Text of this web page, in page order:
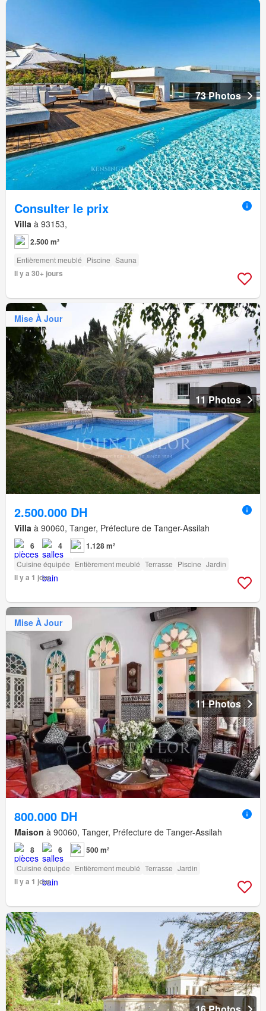
73 Photos
Consulter le prix
Villa à 93153,
2.500 m²
Entièrement meublé Piscine Sauna
Il y a 30+ jours
Mise À Jour
11 Photos
2.500.000 DH
Villa à 90060, Tanger, Préfecture de Tanger-Assilah
6 4 1.128 m²
Cuisine équipée Entièrement meublé Terrasse Piscine Jardin
Il y a 1 jour
Mise À Jour
11 Photos
800.000 DH
Maison à 90060, Tanger, Préfecture de Tanger-Assilah
8 6 500 m²
Cuisine équipée Entièrement meublé Terrasse Jardin
Il y a 1 jour